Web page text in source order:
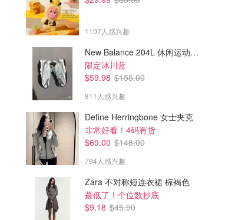
1107人感兴趣
New Balance 204L 休闲运动鞋 蓝银色
限定冰川蓝
$59.98 $155.00
811人感兴趣
Define Herringbone 女士夹克
非常好看！4码有货
$69.00 $148.00
794人感兴趣
Zara 不对称短连衣裙 棕褐色
蕞低了！个位数抄底
$9.18 $45.90